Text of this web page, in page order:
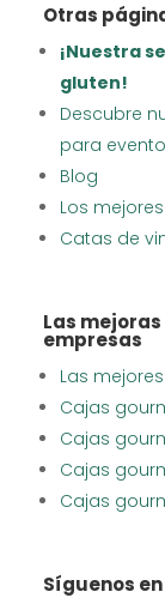
Otras
¡Nuestra
gluten!
Descubre
para
Blog
Los
Catas de
Las
empresas
Las
Cajas
Cajas
Cajas
Cajas
Síguenos